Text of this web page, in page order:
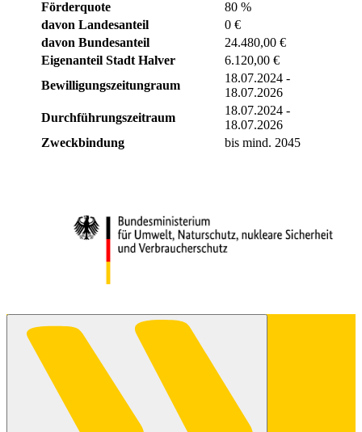
Förderquote
80 %
davon Landesanteil
0 €
davon Bundesanteil
24.480,00 €
Eigenanteil Stadt Halver
6.120,00 €
Bewilligungszeitungraum
18.07.2024 -
18.07.2026
Durchführungszeitraum
18.07.2024 -
18.07.2026
Zweckbindung
bis mind. 2045